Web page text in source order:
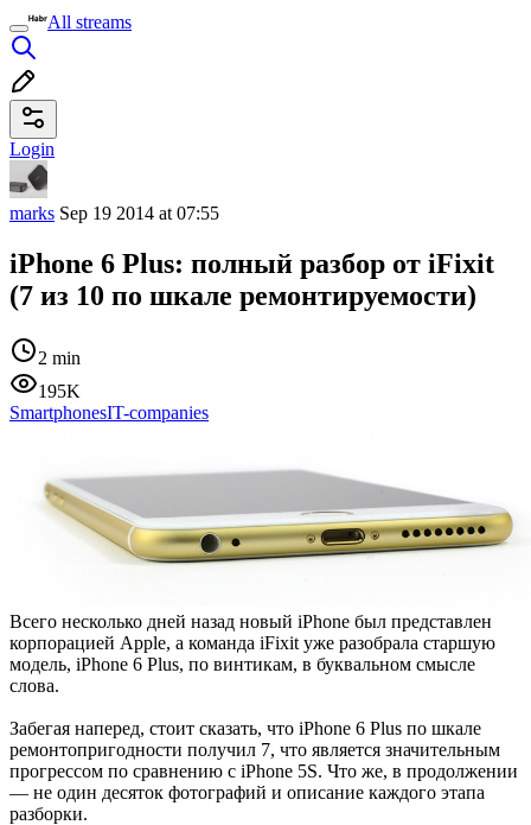
All streams
Login
marks Sep 19 2014 at 07:55
iPhone 6 Plus: полный разбор от iFixit
(7 из 10 по шкале ремонтируемости)
2 min
195K
SmartphonesIT-companies
Всего несколько дней назад новый iPhone был представлен
корпорацией Apple, а команда iFixit уже разобрала старшую
модель, iPhone 6 Plus, по винтикам, в буквальном смысле
слова.
Забегая наперед, стоит сказать, что iPhone 6 Plus по шкале
ремонтопригодности получил 7, что является значительным
прогрессом по сравнению с iPhone 5S. Что же, в продолжении
— не один десяток фотографий и описание каждого этапа
разборки.